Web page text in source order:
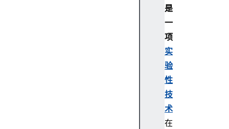
是
一
项
实
验
性
技
术
在